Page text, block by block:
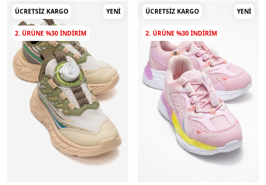
ÜCRETSIZ KARGO YENI
2. ÜRÜNE %30 INDIRIM
ÜCRETSIZ KARGO YENI
2. ÜRÜNE %30 INDIRIM